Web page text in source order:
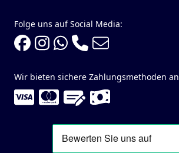
Folge uns auf Social Media:
Wir bieten sichere Zahlungsmethoden an